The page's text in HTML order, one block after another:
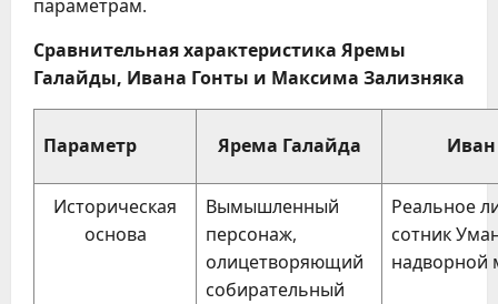
параметрам.
Сравнительная характеристика Яремы
Галайды, Ивана Гонты и Максима Зализняка
Параметр Ярема Галайда Иван
Историческая
основа
Вымышленный
персонаж,
олицетворяющий
собирательный
Реальное
сотник
надворной